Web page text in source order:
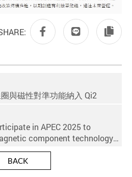
與磁性對準功能納入 Qi2
in APEC 2025 to
component technology.
customers and investors to
BACK